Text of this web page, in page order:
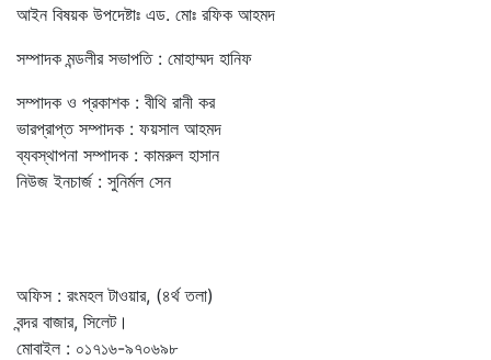
আইন বিষয়ক উপদেষ্টাঃ এড. মোঃ রফিক আহমদ
সম্পাদক মন্ডলীর সভাপতি : মোহাম্মদ হানিফ
সম্পাদক ও প্রকাশক : বীথি রানী কর
ভারপ্রাপ্ত সম্পাদক : ফয়সাল আহমদ
ব্যবস্থাপনা সম্পাদক : কামরুল হাসান
নিউজ ইনচার্জ : সুনির্মল সেন
অফিস : রংমহল টাওয়ার, (৪র্থ তলা)
বন্দর বাজার, সিলেট।
মোবাইল : ০১৭১৬-৯৭০৬৯৮